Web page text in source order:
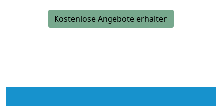
Kostenlose Angebote erhalten